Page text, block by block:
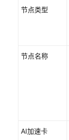
节
点
基
册
节点类型
节点名称
AI加速卡